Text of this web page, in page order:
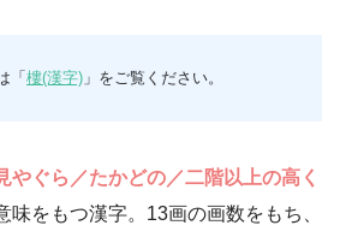
「 樓(漢字) 」をご覧ください。
やぐら／たかどの／二階以上の高く
味をもつ漢字。13画の画数をもち、